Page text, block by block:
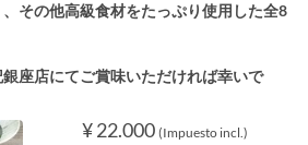
その他高級食材をたっぷり使用した全8
座店にてご賞味いただければ幸いで
¥ 22.000 (Impuesto incl.)